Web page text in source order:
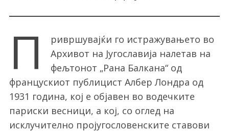
П
ривршувајќи го истражувањето во
Архивот на Југославија налетав на
фељтонот „Рана Балкана“ од
францускиот публицист Албер Лондра од
1931 година, кој е објавен во водечките
париски весници, а кој, со оглед на
исклучително пројугословенските ставови